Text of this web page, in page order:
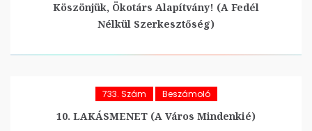
Köszönjük, Ökotárs Alapítvány! (A Fedél
Nélkül Szerkesztőség)
733. Szám Beszámoló
10. LAKÁSMENET (A Város Mindenkié)